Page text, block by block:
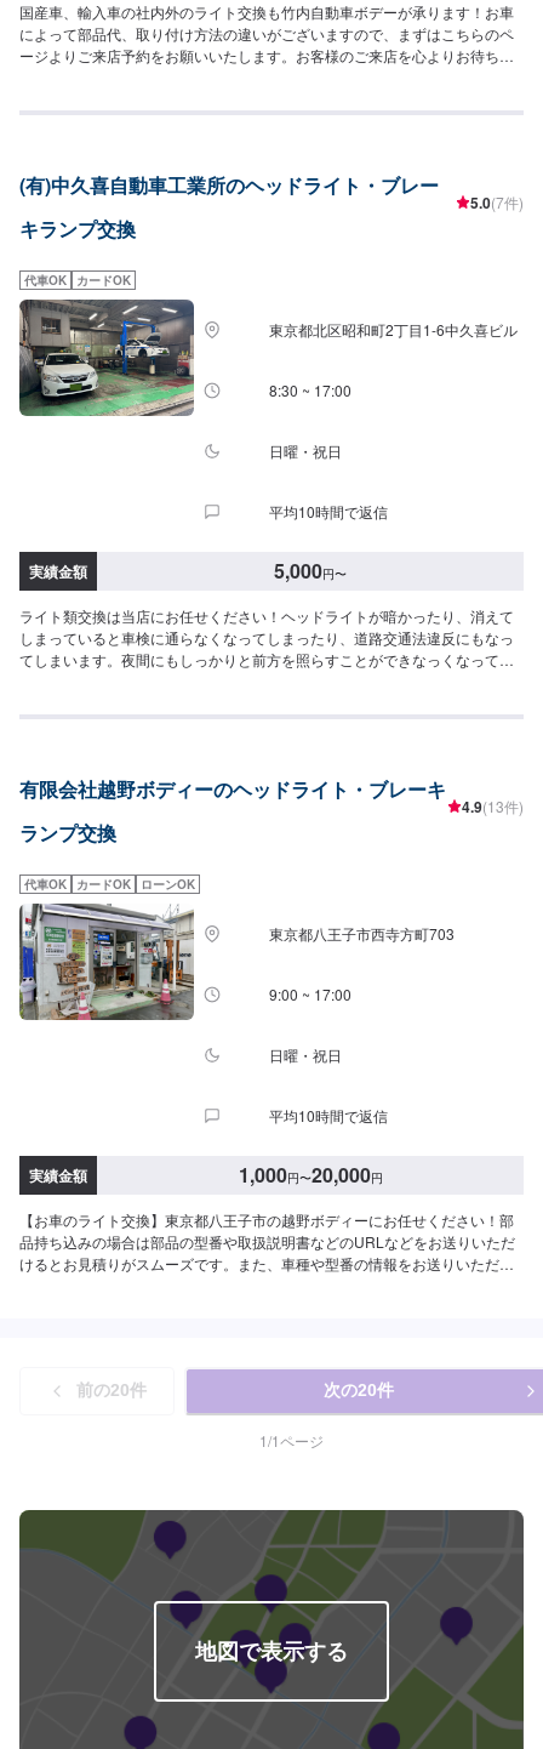
国産車、輸入車の社内外のライト交換も竹内自動車ボデーが承ります！お車
によって部品代、取り付け方法の違いがございますので、まずはこちらのペ
ージよりご来店予約をお願いいたします。お客様のご来店を心よりお待ちし
(有)中久喜自動車工業所のヘッドライト・ブレー
キランプ交換
5.0(7件)
代車OK カードOK
東京都北区昭和町2丁目1-6中久喜ビル
8:30 ~ 17:00
日曜・祝日
平均10時間で返信
実績金額 5,000円〜
ライト類交換は当店にお任せください！ヘッドライトが暗かったり、消えて
しまっていると車検に通らなくなってしまったり、道路交通法違反にもなっ
てしまいます。夜間にもしっかりと前方を照らすことができなっくなってし
ライトバルブ交換5,000円/1箇所
有限会社越野ボディーのヘッドライト・ブレーキ
ランプ交換
4.9(13件)
代車OK カードOK ローンOK
東京都八王子市西寺方町703
9:00 ~ 17:00
日曜・祝日
平均10時間で返信
実績金額 1,000円〜20,000円
【お車のライト交換】東京都八王子市の越野ボディーにお任せください！部
品持ち込みの場合は部品の型番や取扱説明書などのURLなどをお送りいただ
けるとお見積りがスムーズです。また、車種や型番の情報をお送りいただけ
い。◾各種コーティング、特殊車両製作が得意な工場です。展示場もございま
す。創業３５年、自動車に関するあらゆるトラブルや故障、車検、鈑金塗装
全ての分野で自社で対応します。自動車に関する全ての事お気軽にご相談下
さい。確かな技術を持った整備士がお客様の大切なお車のメンテナンスを行
代はお客様にご負担いただいております。※内容などにより貸し出し出来かね
る場合もございます。【定休日・営業時間】定休日：日曜日、祝日営業時
間：9:00~18:00【1】オファーにてお問い合わせ【2】お見積り【3】お見積
りにご納得いただければ作業開始【4】仕上がり次第納車【ご注意】入庫の際
はお気をつけてお越しください。駐車スペースは事務所前の空いているスペ
ースに駐車してください。受付はスタッフへ「メンテモで予約しました」と
お伝えください。ご案内いたします。
前の20件 次の20件
1/1ページ
地図で表示する